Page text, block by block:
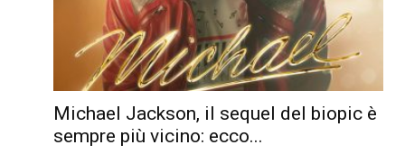
Michael Jackson, il sequel del biopic è
sempre più vicino: ecco...